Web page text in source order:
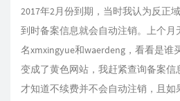
2017年2月份到期，当时我认为反正
到时备案信息就会自动注销。上个
名xmxingyue和waerdeng，看看是谁
变成了黄色网站，我赶紧查询备案
才知道不续费并不会自动注销，且如